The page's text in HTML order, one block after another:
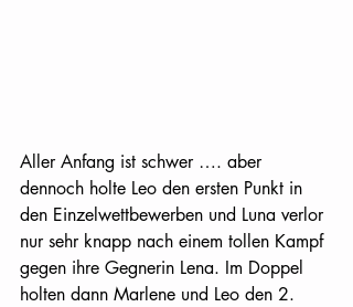
Aller Anfang ist schwer …. aber
dennoch holte Leo den ersten Punkt in
den Einzelwettbewerben und Luna verlor
nur sehr knapp nach einem tollen Kampf
gegen ihre Gegnerin Lena. Im Doppel
holten dann Marlene und Leo den 2.